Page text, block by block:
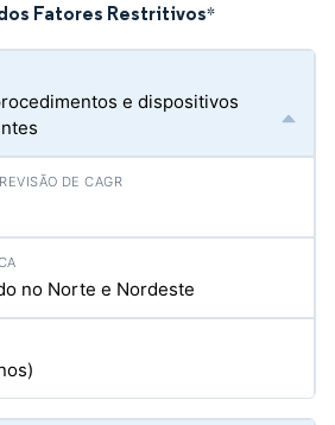
Fatores Restritivos*
e dispositivos
no Norte e Nordeste